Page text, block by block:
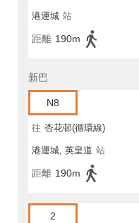
港運城 站
距離 190m
新巴
N8
往 杏花邨(循環線)
港運城, 英皇道 站
距離 190m
2